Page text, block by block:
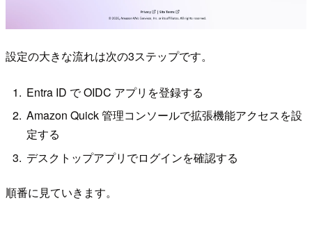
設定の大きな流れは次の3ステップです。
Entra ID で OIDC アプリを登録する
Amazon Quick 管理コンソールで拡張機能アクセスを設
定する
デスクトップアプリでログインを確認する
順番に見ていきます。